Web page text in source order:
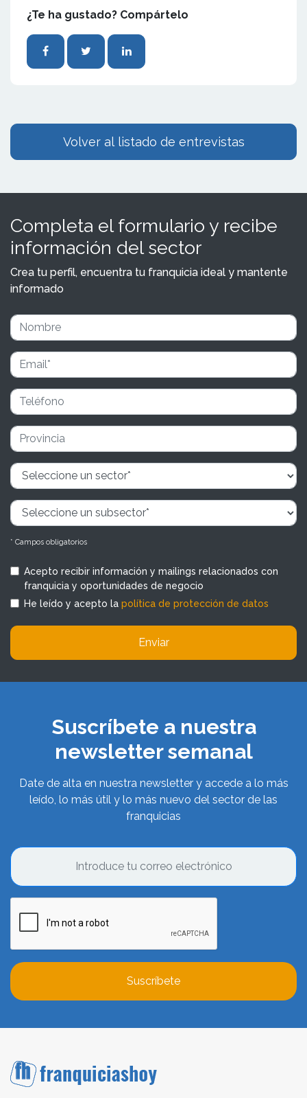
¿Te ha gustado? Compártelo
Volver al listado de entrevistas
Completa el formulario y recibe
información del sector
Crea tu perfil, encuentra tu franquicia ideal y mantente
informado
* Campos obligatorios
Acepto recibir información y mailings relacionados con
franquicia y oportunidades de negocio
He leído y acepto la política de protección de datos
Enviar
Suscríbete a nuestra
newsletter semanal
Date de alta en nuestra newsletter y accede a lo más
leído, lo más útil y lo más nuevo del sector de las
franquicias
Suscríbete